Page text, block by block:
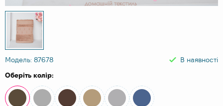
Модель: 87678
В наявності
Оберіть колір: